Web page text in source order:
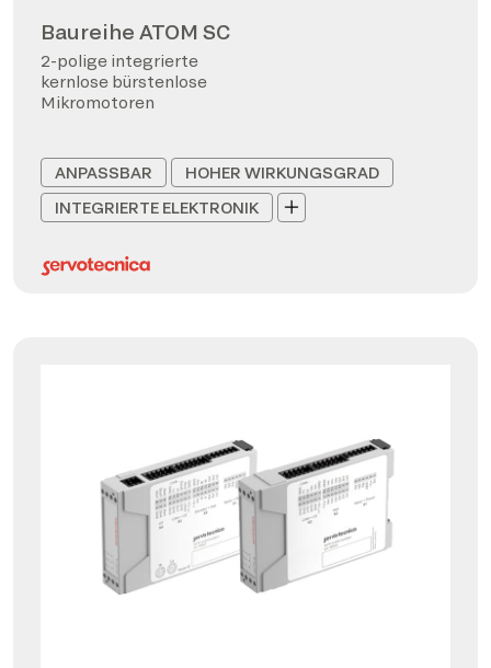
Baureihe ATOM SC
2-polige integrierte
kernlose bürstenlose
Mikromotoren
ANPASSBAR
HOHER WIRKUNGSGRAD
INTEGRIERTE ELEKTRONIK